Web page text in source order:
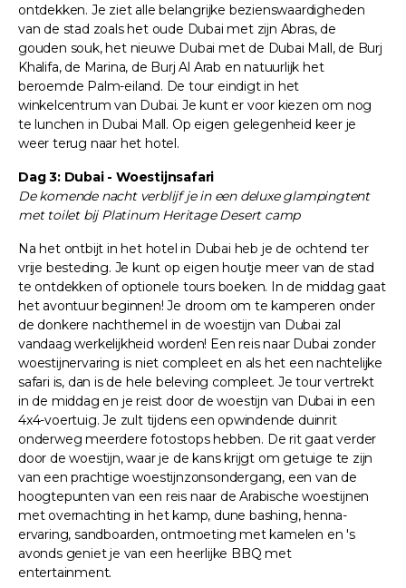
ontdekken. Je ziet alle belangrijke bezienswaardigheden
van de stad zoals het oude Dubai met zijn Abras, de
gouden souk, het nieuwe Dubai met de Dubai Mall, de Burj
Khalifa, de Marina, de Burj Al Arab en natuurlijk het
beroemde Palm-eiland. De tour eindigt in het
winkelcentrum van Dubai. Je kunt er voor kiezen om nog
te lunchen in Dubai Mall. Op eigen gelegenheid keer je
weer terug naar het hotel.
Dag 3: Dubai - Woestijnsafari
De komende nacht verblijf je in een deluxe glampingtent
met toilet bij Platinum Heritage Desert camp
Na het ontbijt in het hotel in Dubai heb je de ochtend ter
vrije besteding. Je kunt op eigen houtje meer van de stad
te ontdekken of optionele tours boeken. In de middag gaat
het avontuur beginnen! Je droom om te kamperen onder
de donkere nachthemel in de woestijn van Dubai zal
vandaag werkelijkheid worden! Een reis naar Dubai zonder
woestijnervaring is niet compleet en als het een nachtelijke
safari is, dan is de hele beleving compleet. Je tour vertrekt
in de middag en je reist door de woestijn van Dubai in een
4x4-voertuig. Je zult tijdens een opwindende duinrit
onderweg meerdere fotostops hebben. De rit gaat verder
door de woestijn, waar je de kans krijgt om getuige te zijn
van een prachtige woestijnzonsondergang, een van de
hoogtepunten van een reis naar de Arabische woestijnen
met overnachting in het kamp, dune bashing, henna-
ervaring, sandboarden, ontmoeting met kamelen en 's
avonds geniet je van een heerlijke BBQ met
entertainment.